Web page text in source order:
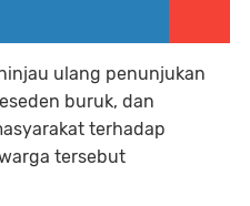
ulang penunjukan
buruk, dan
terhadap
tersebut